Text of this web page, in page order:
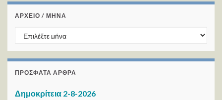
ΑΡΧΕΙΟ / ΜΗΝΑ
ΑΡΧΕΙΟ / ΜΗΝΑ
ΠΡΌΣΦΑΤΑ ΆΡΘΡΑ
Δημοκρίτεια 2-8-2026